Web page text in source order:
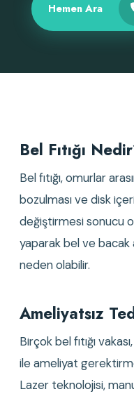
Hemen Ara
Bel Fıtığı
Bel fıtığı, omurlar
bozulması ve disk
değiştirmesi sonucu
yaparak bel ve bacak
neden olabilir.
Ameliyatsız
Birçok bel fıtığı
ile ameliyat
Lazer teknolojisi,